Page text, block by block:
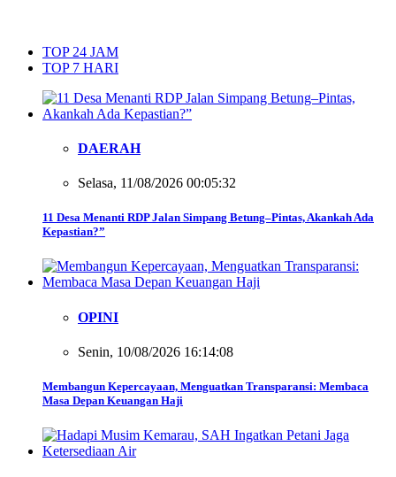
TOP 24 JAM
TOP 7 HARI
DAERAH
Selasa, 11/08/2026 00:05:32
11 Desa Menanti RDP Jalan Simpang Betung–Pintas, Akankah Ada
Kepastian?”
OPINI
Senin, 10/08/2026 16:14:08
Membangun Kepercayaan, Menguatkan Transparansi: Membaca
Masa Depan Keuangan Haji